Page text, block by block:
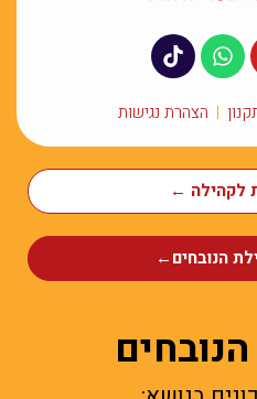
הצהרת נגישות
לקהילה ←
הנובחים←
הנובחים